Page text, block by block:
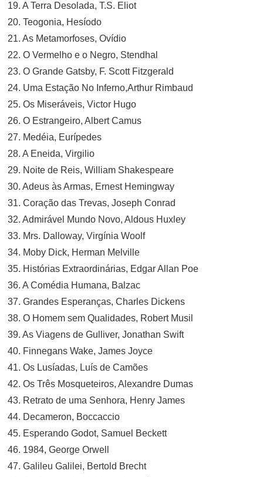
19. A Terra Desolada, T.S. Eliot
20. Teogonia, Hesíodo
21. As Metamorfoses, Ovídio
22. O Vermelho e o Negro, Stendhal
23. O Grande Gatsby, F. Scott Fitzgerald
24. Uma Estação No Inferno,Arthur Rimbaud
25. Os Miseráveis, Victor Hugo
26. O Estrangeiro, Albert Camus
27. Medéia, Eurípedes
28. A Eneida, Virgilio
29. Noite de Reis, William Shakespeare
30. Adeus às Armas, Ernest Hemingway
31. Coração das Trevas, Joseph Conrad
32. Admirável Mundo Novo, Aldous Huxley
33. Mrs. Dalloway, Virgínia Woolf
34. Moby Dick, Herman Melville
35. Histórias Extraordinárias, Edgar Allan Poe
36. A Comédia Humana, Balzac
37. Grandes Esperanças, Charles Dickens
38. O Homem sem Qualidades, Robert Musil
39. As Viagens de Gulliver, Jonathan Swift
40. Finnegans Wake, James Joyce
41. Os Lusíadas, Luís de Camões
42. Os Três Mosqueteiros, Alexandre Dumas
43. Retrato de uma Senhora, Henry James
44. Decameron, Boccaccio
45. Esperando Godot, Samuel Beckett
46. 1984, George Orwell
47. Galileu Galilei, Bertold Brecht